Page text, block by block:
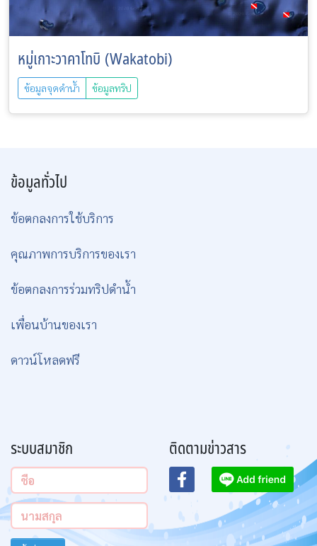
หมู่เกาะวาคาโทบิ (Wakatobi)
ข้อมูลจุดดำน้ำ ข้อมูลทริป
ข้อมูลทั่วไป
ข้อตกลงการใช้บริการ
คุณภาพการบริการของเรา
ข้อตกลงการร่วมทริปดำน้ำ
เพื่อนบ้านของเรา
ดาวน์โหลดฟรี
ระบบสมาชิก ติดตามข่าวสาร